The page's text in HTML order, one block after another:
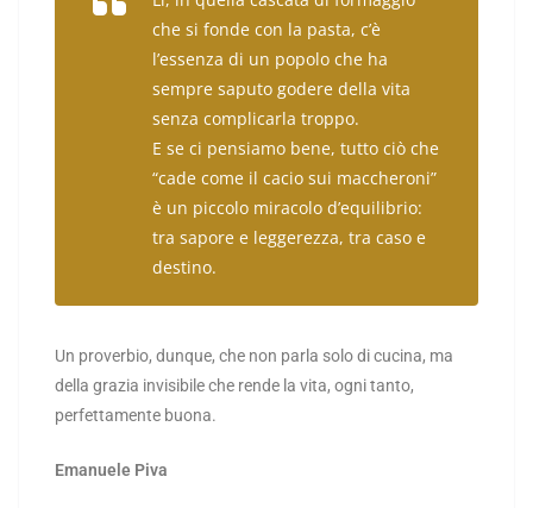
che si fonde con la pasta, c’è
l’essenza di un popolo che ha
sempre saputo godere della vita
senza complicarla troppo.
E se ci pensiamo bene, tutto ciò che
“cade come il cacio sui maccheroni”
è un piccolo miracolo d’equilibrio:
tra sapore e leggerezza, tra caso e
destino.
Un proverbio, dunque, che non parla solo di cucina, ma
della grazia invisibile che rende la vita, ogni tanto,
perfettamente buona.
Emanuele Piva